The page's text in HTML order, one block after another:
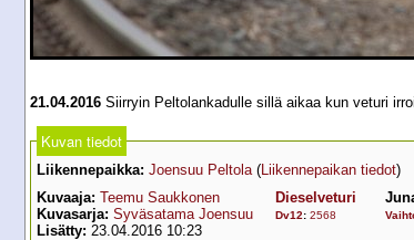
21.04.2016 Siirryin Peltolankadulle sillä aikaa kun veturi
Kuvan tiedot
Liikennepaikka: Joensuu Peltola(Liikennepaikan tiedot)
Kuvaaja: Teemu Saukkonen
Kuvasarja: Syväsatama Joensuu
Lisätty: 23.04.2016 10:23
Dieselveturi
Dv12: 2568